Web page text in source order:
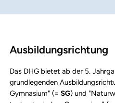
Ausbildungsrichtung
Das DHG bietet ab der 5.
grundlegenden
Gymnasium" (= SG) und